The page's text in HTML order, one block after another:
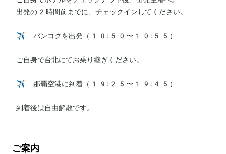
出発の2時間前までに、チェックインしてください。
✈️ バンコクを出発（10:50〜10:55）
ご自身で台北にてお乗り継ぎください。
✈️ 那覇空港に到着（19:25〜19:45）
到着後は自由解散です。
ご案内